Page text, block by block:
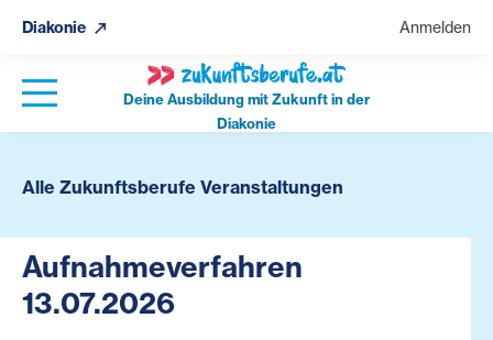
Diakonie Anmelden
Deine Ausbildung mit Zukunft in der
Diakonie
Alle Zukunftsberufe Veranstaltungen
Aufnahmeverfahren
13.07.2026